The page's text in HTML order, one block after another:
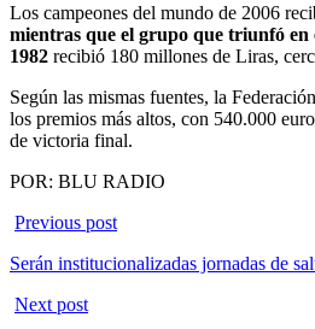
Los campeones del mundo de 2006
mientras que el grupo que triunfó
1982 recibió 180 millones de Liras,
Según las mismas fuentes, la
los premios más altos, con 540.000
de victoria final.
POR: BLU RADIO
Previous post
Serán institucionalizadas jornadas de
Next post